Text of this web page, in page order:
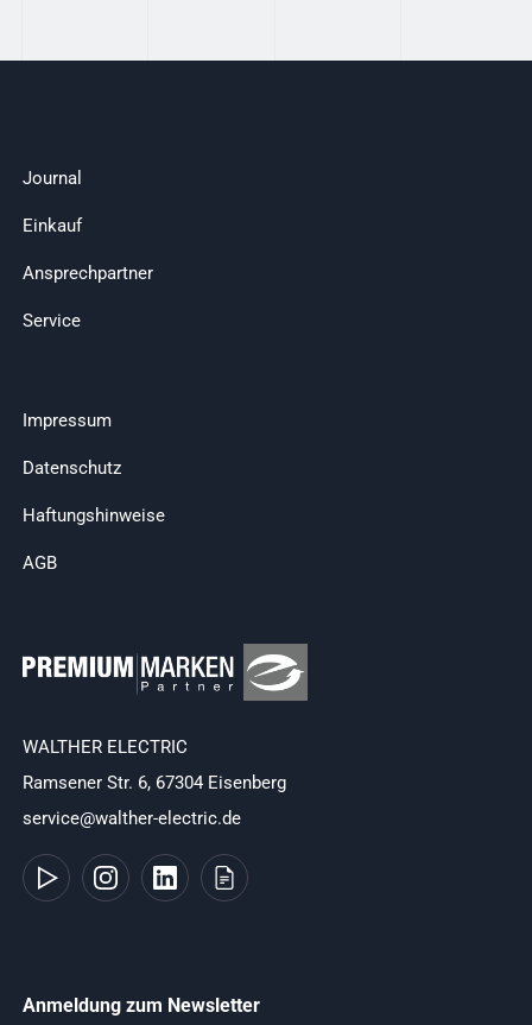
Journal
Einkauf
Ansprechpartner
Service
Impressum
Datenschutz
Haftungshinweise
AGB
WALTHER ELECTRIC
Ramsener Str. 6, 67304 Eisenberg
service@walther-electric.de
Anmeldung zum Newsletter